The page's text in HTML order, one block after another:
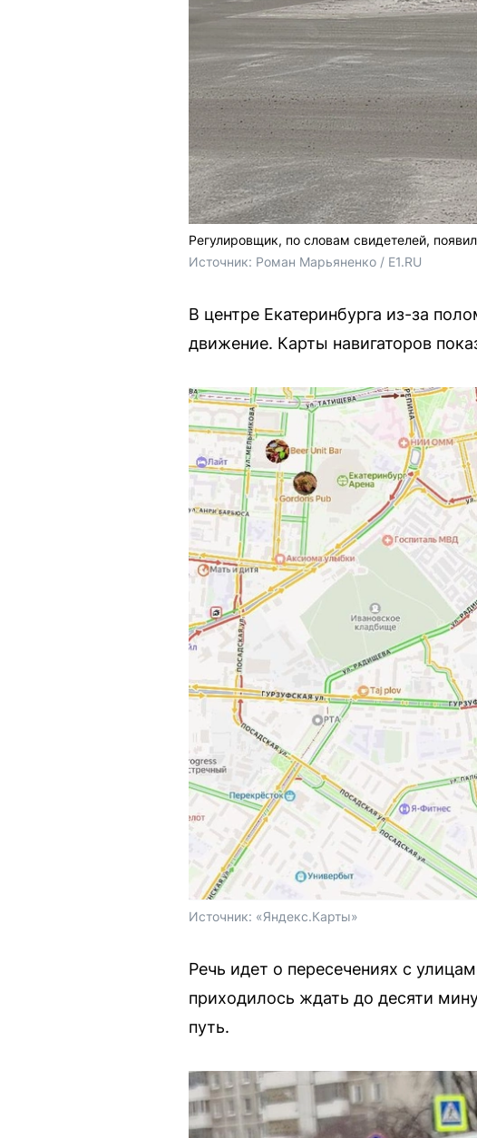
Регулировщик, по словам свидетелей,
Источник: Роман Марьяненко / E1.RU
В центре Екатеринбурга из-за
движение. Карты навигаторов
Источник: «Яндекс.Карты»
Речь идет о пересечениях с
приходилось ждать до десяти
путь.